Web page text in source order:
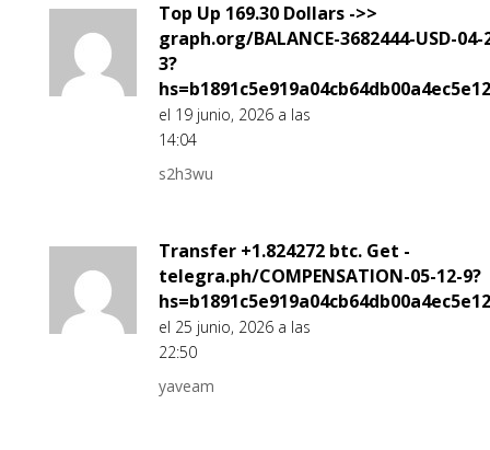
Top Up 169.30 Dollars ->>
graph.org/BALANCE-3682444-USD-04-
3?
el 19 junio, 2026 a las
14:04
s2h3wu
Transfer +1.824272 btc. Get -
telegra.ph/COMPENSATION-05-12-9?
el 25 junio, 2026 a las
22:50
yaveam